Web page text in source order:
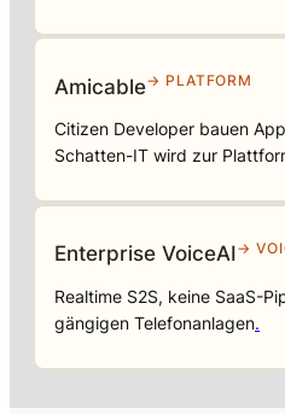
Amicable→ PLATFORM
Citizen Developer bauen
Schatten-IT wird zur
Enterprise VoiceAI→
Realtime S2S, keine SaaS-
gängigen Telefonanlagen.